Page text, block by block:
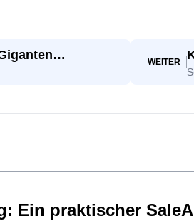
WEITER
Ein praktischer